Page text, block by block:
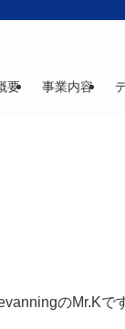
要 事業内容
のMr.Kで